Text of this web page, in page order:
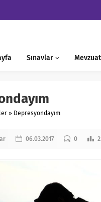
Sınavlar Mevzuat
» Depresyondayım
06.03.2017 0